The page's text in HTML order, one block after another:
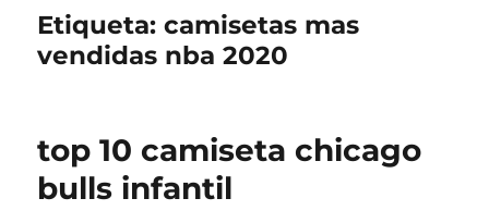
Etiqueta:camisetas mas
vendidas nba 2020
top 10 camiseta chicago
bulls infantil